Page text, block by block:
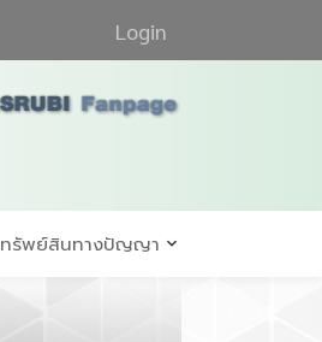
Login
ทรัพย์สินทางปัญญา